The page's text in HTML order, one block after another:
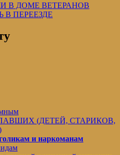
В ДОМЕ ВЕТЕРАНОВ
ПЕРЕЕЗДЕ
(ДЕТЕЙ, СТАРИКОВ,
и наркоманам